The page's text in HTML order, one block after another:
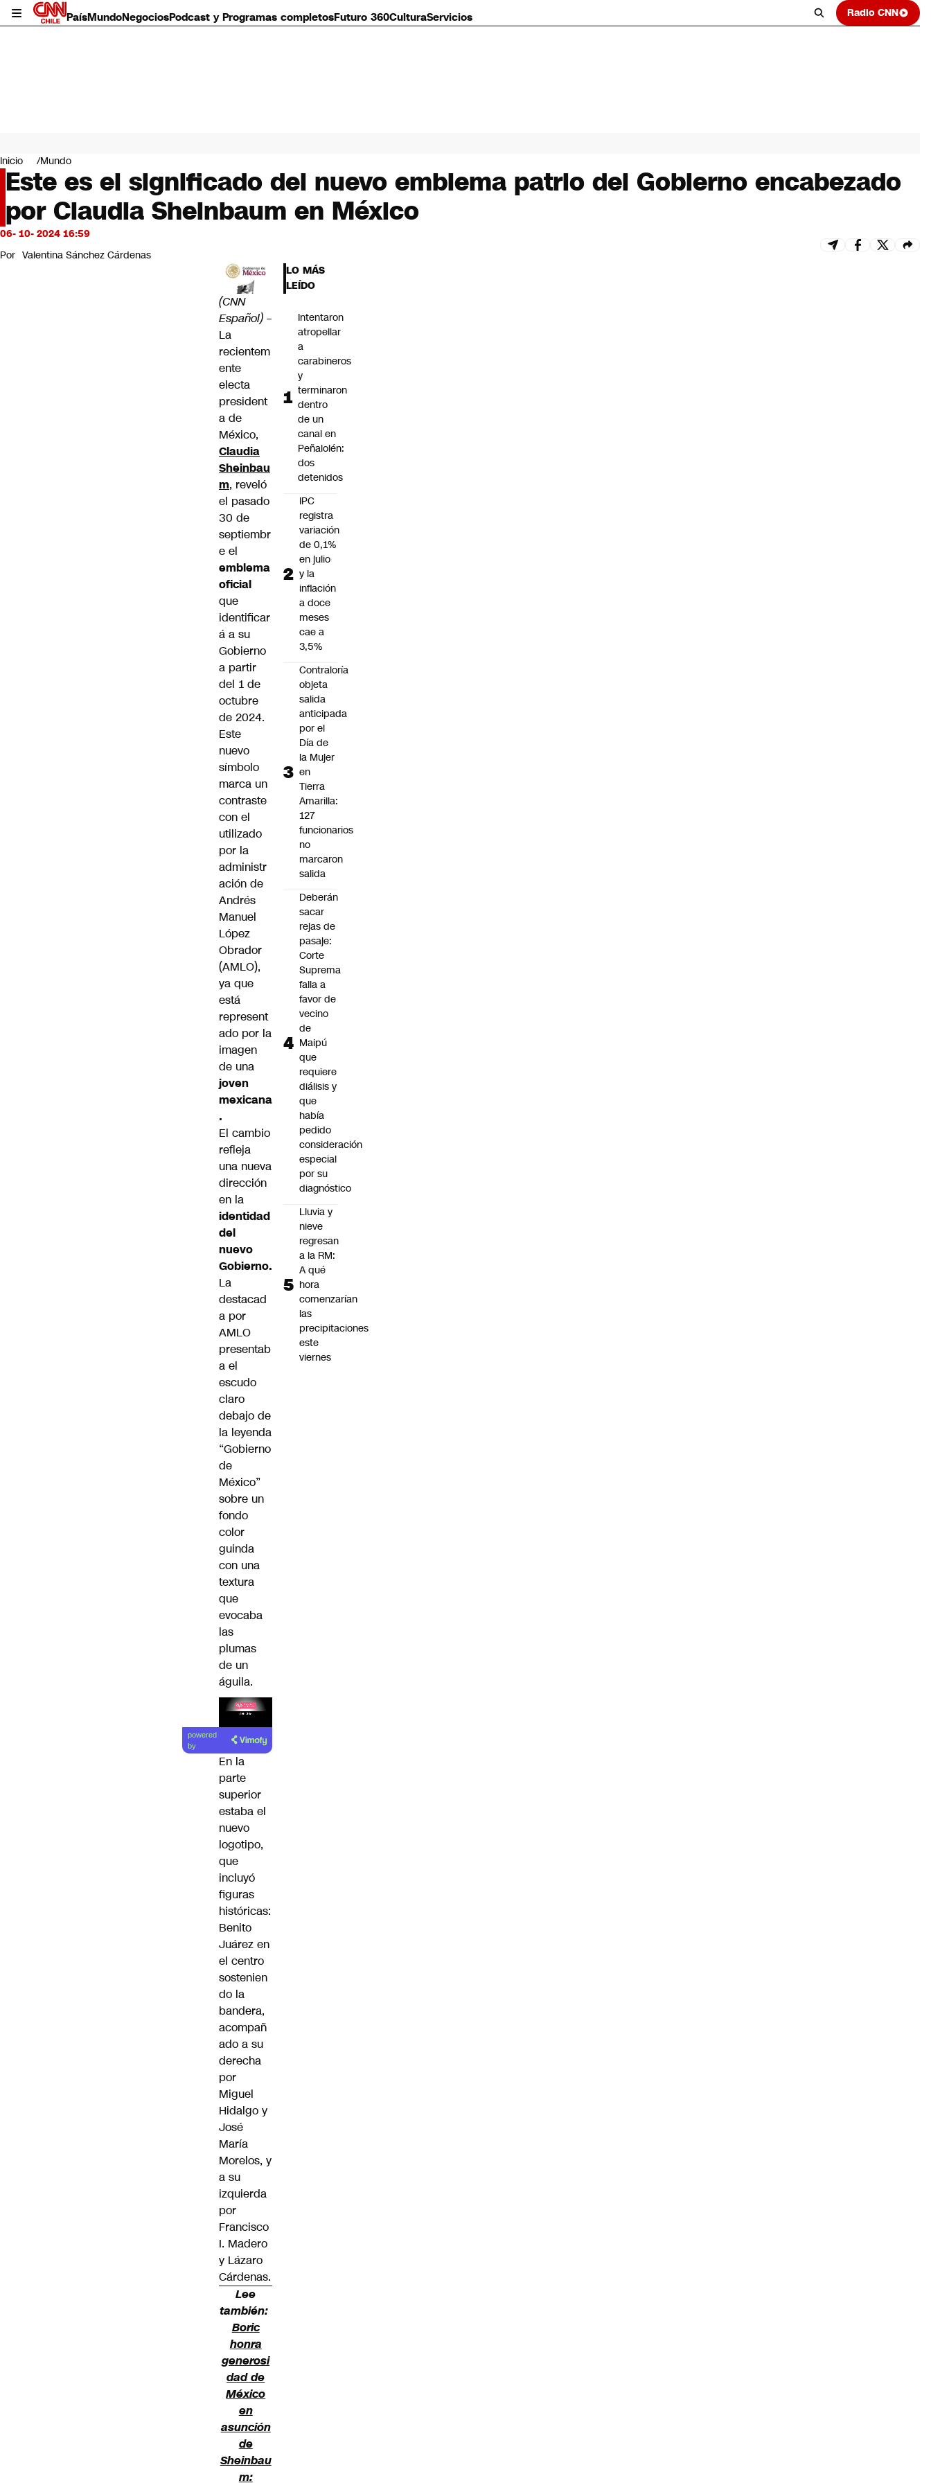
PaísMundoNegociosPodcast y Programas completosFuturo 360CulturaServicios Radio CNN
Mundo
Negocios
Deportes
Programas completos
Cultura
Servicios
Bits
CNN Data
Inicio Mundo
Este es el significado del nuevo emblema patrio del Gobierno encabezado
por Claudia Sheinbaum en México
06- 10- 2024 16:59
Por Valentina Sánchez Cárdenas
(CNN
Español) –
La
recientem
ente
electa
president
a de
México,
Claudia
Sheinbau
m, reveló
el pasado
30 de
septiembr
e el
emblema
oficial
que
identificar
á a su
Gobierno
a partir
del 1 de
octubre
de 2024.
Este
nuevo
símbolo
marca un
contraste
con el
utilizado
por la
administr
ación de
Andrés
Manuel
López
Obrador
(AMLO),
ya que
está
represent
ado por la
imagen
de una
joven
mexicana
.
El cambio
refleja
una nueva
dirección
en la
identidad
del
nuevo
Gobierno.
La
destacad
a por
AMLO
presentab
a el
escudo
claro
debajo de
la leyenda
“Gobierno
de
México”
sobre un
fondo
color
guinda
con una
textura
que
evocaba
las
plumas
de un
águila.
Lea el
artículo
powered
by
En la
parte
superior
estaba el
nuevo
logotipo,
que
incluyó
figuras
históricas:
Benito
Juárez en
el centro
sostenien
do la
bandera,
acompañ
ado a su
derecha
por
Miguel
Hidalgo y
José
María
Morelos, y
a su
izquierda
por
Francisco
I. Madero
y Lázaro
Cárdenas.
Lee
también:
Boric
honra
generosi
dad de
México
en
asunción
de
Sheinbau
m:
LO MÁS
LEÍDO
Intentaron
atropellar
a
carabineros
y
terminaron
dentro
de un
canal en
Peñalolén:
dos
detenidos
IPC
registra
variación
de 0,1%
en julio
y la
inflación
a doce
meses
cae a
3,5%
Contraloría
objeta
salida
anticipada
por el
Día de
la Mujer
en
Tierra
Amarilla:
127
funcionarios
no
marcaron
salida
Deberán
sacar
rejas de
pasaje:
Corte
Suprema
falla a
favor de
vecino
de
Maipú
que
requiere
diálisis y
que
había
pedido
consideración
especial
por su
diagnóstico
Lluvia y
nieve
regresan
a la RM:
A qué
hora
comenzarían
las
precipitaciones
este
viernes